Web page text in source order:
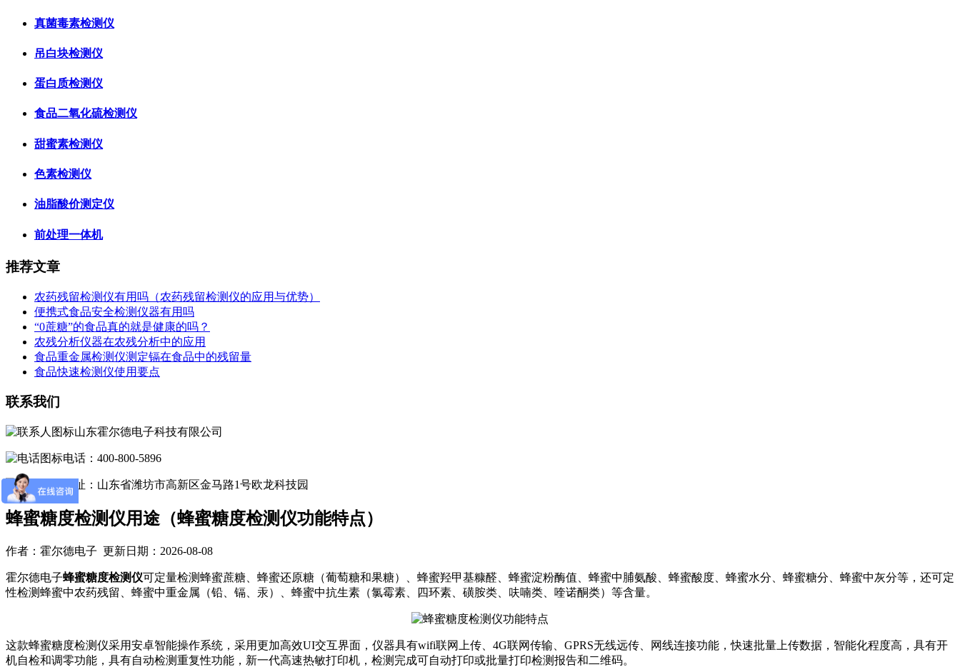
真菌毒素检测仪
吊白块检测仪
蛋白质检测仪
食品二氧化硫检测仪
甜蜜素检测仪
色素检测仪
油脂酸价测定仪
前处理一体机
推荐文章
农药残留检测仪有用吗（农药残留检测仪的应用与优势）
便携式食品安全检测仪器有用吗
“0蔗糖”的食品真的就是健康的吗？
农残分析仪器在农残分析中的应用
食品重金属检测仪测定镉在食品中的残留量
食品快速检测仪使用要点
联系我们
山东霍尔德电子科技有限公司
电话：400-800-5896
地址：山东省潍坊市高新区金马路1号欧龙科技园
蜂蜜糖度检测仪用途（蜂蜜糖度检测仪功能特点）
作者：霍尔德电子 更新日期：2026-08-08
霍尔德电子蜂蜜糖度检测仪可定量检测蜂蜜蔗糖、蜂蜜还原糖（葡萄糖和果糖）、蜂蜜羟甲基糠醛、蜂蜜淀粉酶值、蜂蜜中脯氨酸、蜂蜜酸度、蜂蜜水分、蜂蜜糖分、蜂蜜中灰分等，还可定
性检测蜂蜜中农药残留、蜂蜜中重金属（铅、镉、汞）、蜂蜜中抗生素（氯霉素、四环素、磺胺类、呋喃类、喹诺酮类）等含量。
这款蜂蜜糖度检测仪采用安卓智能操作系统，采用更加高效UI交互界面，仪器具有wifi联网上传、4G联网传输、GPRS无线远传、网线连接功能，快速批量上传数据，智能化程度高，具有开
机自检和调零功能，具有自动检测重复性功能，新一代高速热敏打印机，检测完成可自动打印或批量打印检测报告和二维码。